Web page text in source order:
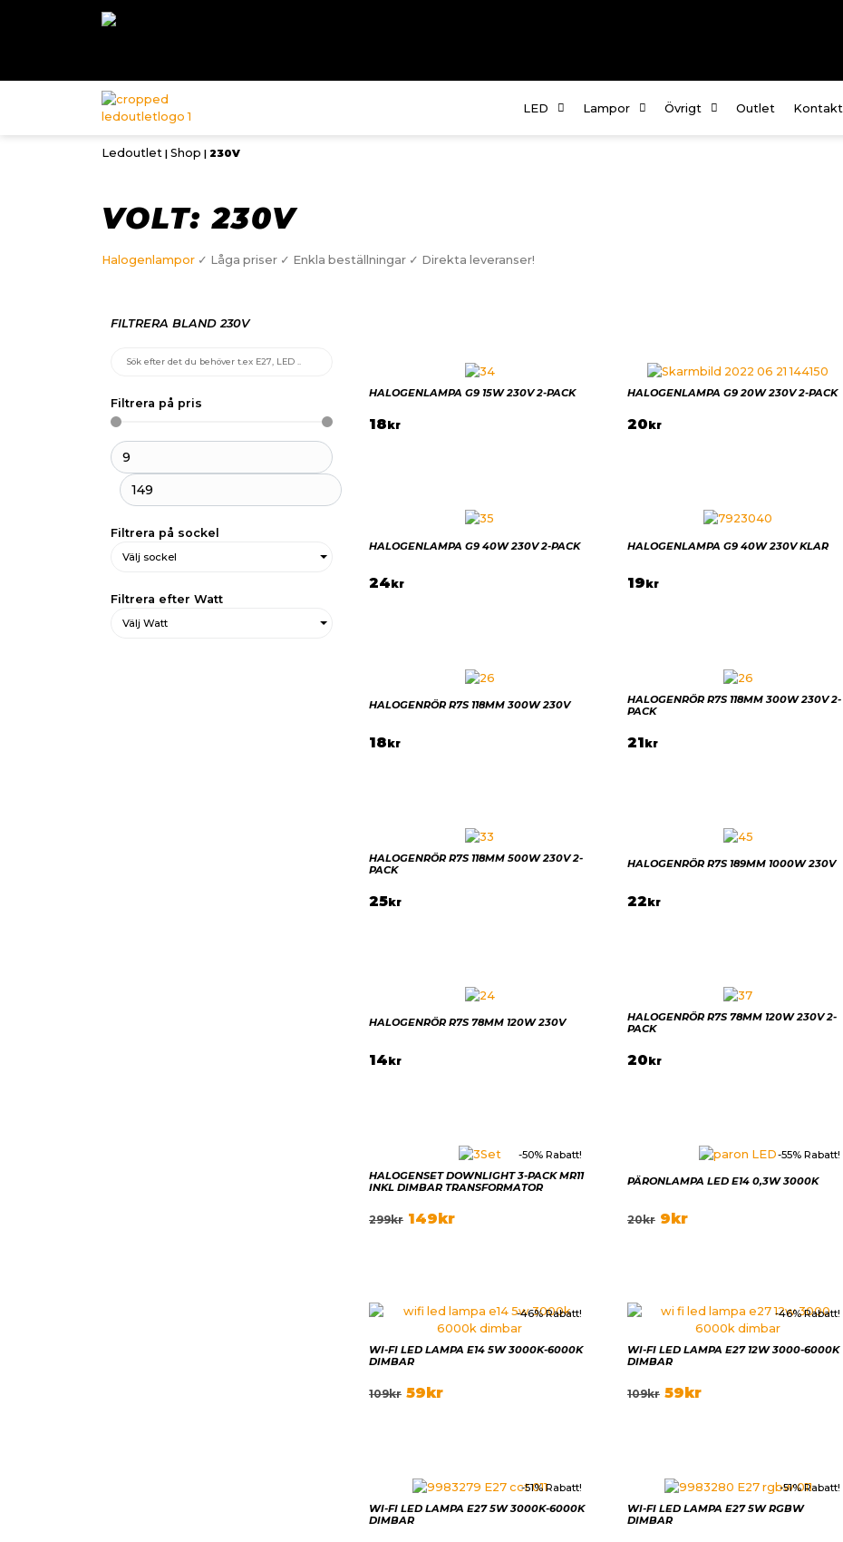
LED Lampor Övrigt Outlet Kontakt
Ledoutlet | Shop | 230V
VOLT: 230V
Halogenlampor ✓ Låga priser ✓ Enkla beställningar ✓ Direkta leveranser!
FILTRERA BLAND 230V
Filtrera på pris
Filtrera på sockel
Välj sockel
Filtrera efter Watt
Välj Watt
HALOGENLAMPA G9 15W 230V 2-PACK
18kr
HALOGENLAMPA G9 20W 230V 2-PACK
20kr
HALOGENLAMPA G9 40W 230V 2-PACK
24kr
HALOGENLAMPA G9 40W 230V KLAR
19kr
HALOGENRÖR R7S 118MM 300W 230V
18kr
HALOGENRÖR R7S 118MM 300W 230V 2-
PACK
21kr
HALOGENRÖR R7S 118MM 500W 230V 2-
PACK
25kr
HALOGENRÖR R7S 189MM 1000W 230V
22kr
HALOGENRÖR R7S 78MM 120W 230V
14kr
HALOGENRÖR R7S 78MM 120W 230V 2-
PACK
20kr
-50% Rabatt!
HALOGENSET DOWNLIGHT 3-PACK MR11
INKL DIMBAR TRANSFORMATOR
299kr 149kr
-55% Rabatt!
PÄRONLAMPA LED E14 0,3W 3000K
20kr 9kr
-46% Rabatt!
WI-FI LED LAMPA E14 5W 3000K-6000K
DIMBAR
109kr 59kr
-46% Rabatt!
WI-FI LED LAMPA E27 12W 3000-6000K
DIMBAR
109kr 59kr
-51% Rabatt!
WI-FI LED LAMPA E27 5W 3000K-6000K
DIMBAR
-51% Rabatt!
WI-FI LED LAMPA E27 5W RGBW
DIMBAR